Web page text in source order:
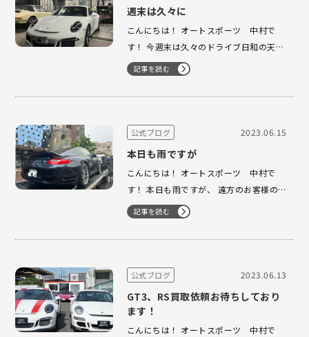
週末は久々に
こんにちは！ オートスポーツ 中村で
す！ 今週末は久々のドライブ日和の天気
と なっております！ 個人的にも1ヶ月近
くポルシェを動かせて いないのでそろそ
ろ動かさないとな〜と 思っており週末は
記事を読む
公式ブログ 2023.06.15
本日も雨ですが
こんにちは！ オートスポーツ 中村で
す！ 本日も雨ですが、 遠方のお客様の
車両トラブルで車両引取りを して参りま
した。 遠方のお客様なので陸送費もそれ
なりに 掛かってしまうので近場のショッ
が、 陸送費が掛か…
記事を読む
公式ブログ 2023.06.13
GT3、RS買取依頼お待ちしており
ます！
こんにちは！ オートスポーツ 中村で